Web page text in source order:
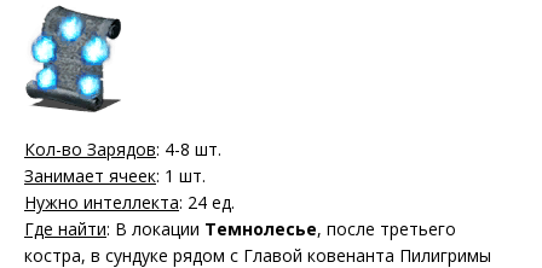
Кол-во Зарядов: 4-8 шт.
Занимает ячеек: 1 шт.
Нужно интеллекта: 24 ед.
Где найти: В локации Темнолесье, после третьего
костра, в сундуке рядом с Главой ковенанта Пилигримы